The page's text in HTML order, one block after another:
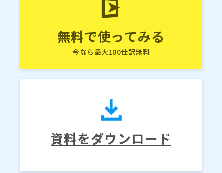
無料で使ってみる
今なら最大100仕訳無料
資料をダウンロード